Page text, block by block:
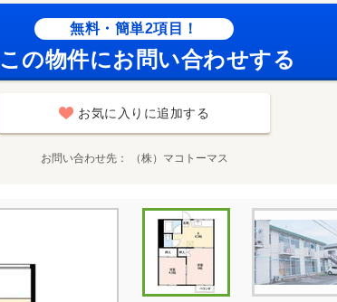
無料・簡単2項目！
この物件にお問い合わせする
お気に入りに追加する
お問い合わせ先 （株）マコトーマス